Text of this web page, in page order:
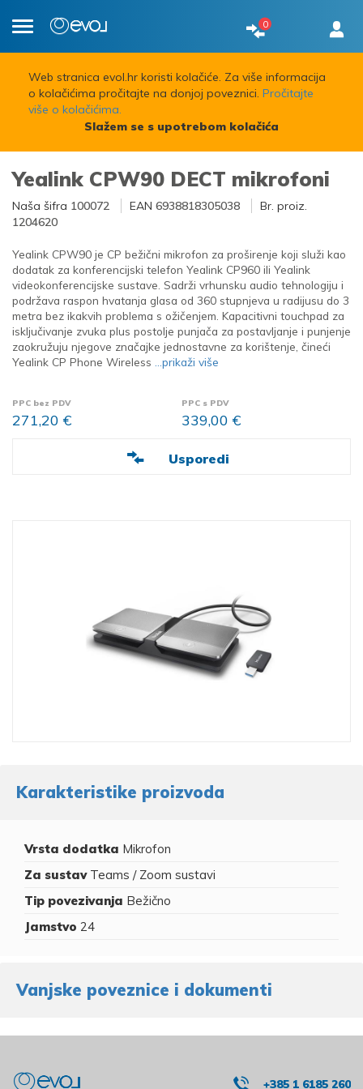
0
Toggle
Web stranica evol.hr koristi kolačiće. Za više informacija
o kolačićima pročitajte na donjoj poveznici. Pročitajte
više o kolačićima.
Slažem se s upotrebom kolačića
Yealink CPW90 DECT mikrofoni
Naša šifra 100072 EAN 6938818305038
Br. proiz.
1204620
Yealink CPW90 je CP bežični mikrofon za proširenje koji služi kao
dodatak za konferencijski telefon Yealink CP960 ili Yealink
videokonferencijske sustave. Sadrži vrhunsku audio tehnologiju i
podržava raspon hvatanja glasa od 360 stupnjeva u radijusu do 3
metra bez ikakvih problema s ožičenjem. Kapacitivni touchpad za
isključivanje zvuka plus postolje punjača za postavljanje i punjenje
zaokružuju njegove značajke jednostavne za korištenje, čineći
Yealink CP Phone Wireless
...prikaži više
PPC bez PDV
271,20 €
PPC s PDV
339,00 €
Usporedi
Karakteristike proizvoda
Vrsta dodatka Mikrofon
Za sustavTeams / Zoom sustavi
Tip povezivanja Bežično
Jamstvo 24
Vanjske poveznice i dokumenti
+385 1 6185 260